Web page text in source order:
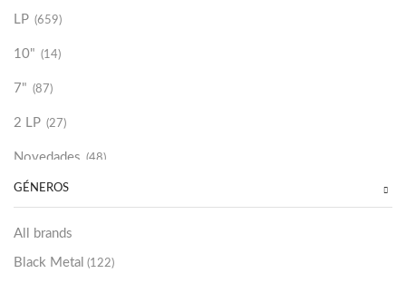
LP (659)
10" (14)
7" (87)
2 LP (27)
Novedades (48)
Vinilako (34)
Sold Out
GÉNEROS
All brands
Black Metal (122)